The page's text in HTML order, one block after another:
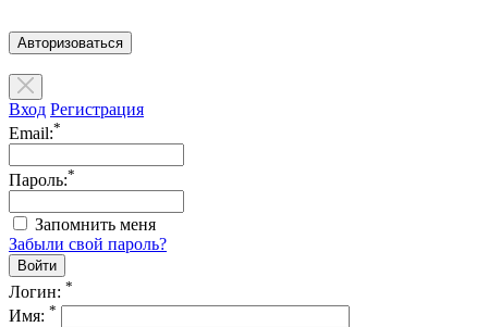
Авторизоваться
Вход Регистрация
Email:*
Пароль:*
Запомнить меня
Забыли свой пароль?
Логин: *
Имя: *